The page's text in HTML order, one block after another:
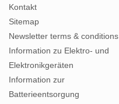
Kontakt
Sitemap
Newsletter terms & conditions
Information zu Elektro- und
Elektronikgeräten
Information zur
Batterieentsorgung